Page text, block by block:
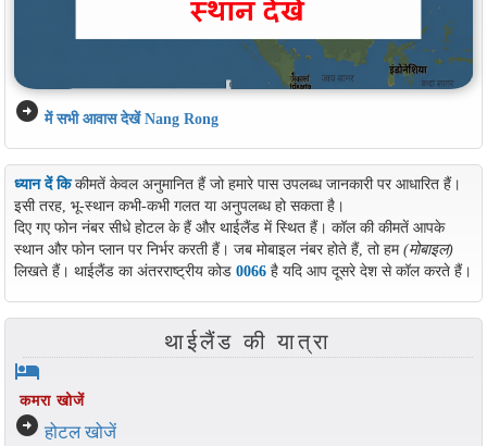
arrow_circle_right में सभी आवास देखें Nang Rong
ध्यान दें किकीमतें केवल अनुमानित हैं जो हमारे पास उपलब्ध जानकारी पर आधारित हैं।
इसी तरह, भू-स्थान कभी-कभी गलत या अनुपलब्ध हो सकता है।
दिए गए फोन नंबर सीधे होटल के हैं और थाईलैंड में स्थित हैं। कॉल की कीमतें आपके
स्थान और फोन प्लान पर निर्भर करती हैं। जब मोबाइल नंबर होते हैं, तो हम(मोबाइल)
लिखते हैं। थाईलैंड का अंतरराष्ट्रीय कोड 0066है यदि आप दूसरे देश से कॉल करते हैं।
थाईलैंड की यात्रा
hotel
कमरा खोजें
arrow_circle_right होटल खोजें